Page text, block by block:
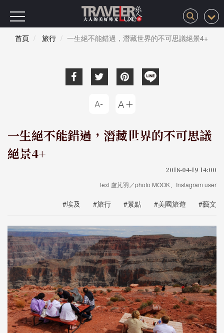
首頁 旅行 一生絕不能錯過，潛藏世界的不可思議絕景4+
一生絕不能錯過，潛藏世界的不可思議
絕景4+
2018-04-19 14:00
text 盧芃羽／photo MOOK、Instagram user
#埃及 #旅行 #景點 #美國旅遊 #藝文